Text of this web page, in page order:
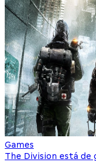
Games
The Division está de